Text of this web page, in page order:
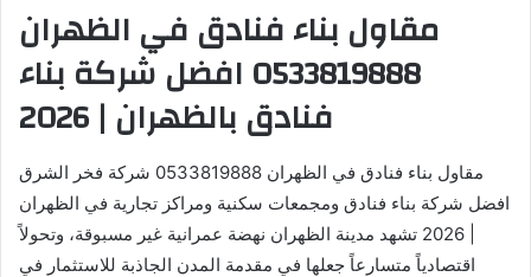
مقاول بناء فنادق في الظهران
0533819888 افضل شركة بناء
فنادق بالظهران | 2026
مقاول بناء فنادق في الظهران 0533819888 شركة فخر الشرق
افضل شركة بناء فنادق ومجمعات سكنية ومراكز تجارية في الظهران
| 2026 تشهد مدينة الظهران نهضة عمرانية غير مسبوقة، وتحولاً
اقتصادياً متسارعاً جعلها في مقدمة المدن الجاذبة للاستثمار في